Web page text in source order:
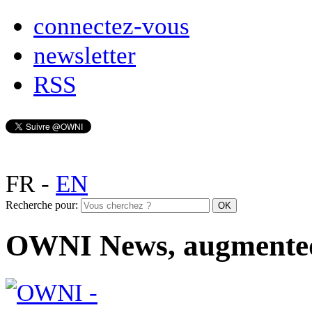
connectez-vous
newsletter
RSS
FR- EN
Recherche pour:
OWNI News,